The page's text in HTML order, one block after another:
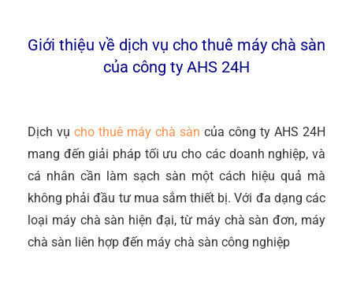
Giới thiệu về dịch vụ cho thuê máy chà sàn
của công ty AHS 24H
Dịch vụ cho thuê máy chà sàn của công ty AHS 24H
mang đến giải pháp tối ưu cho các doanh nghiệp, và
cá nhân cần làm sạch sàn một cách hiệu quả mà
không phải đầu tư mua sắm thiết bị. Với đa dạng các
loại máy chà sàn hiện đại, từ máy chà sàn đơn, máy
chà sàn liên hợp đến máy chà sàn công nghiệp